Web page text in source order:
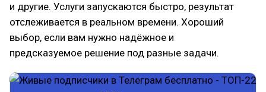
и другие. Услуги запускаются быстро, результат
отслеживается в реальном времени. Хороший
выбор, если вам нужно надёжное и
предсказуемое решение под разные задачи.